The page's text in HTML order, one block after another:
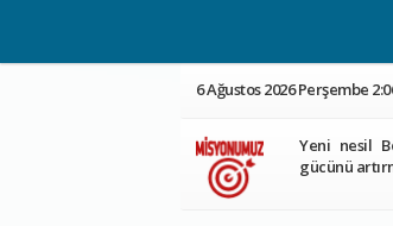
6 Ağustos 2026 Perşembe
Yeni nesil
gücünü